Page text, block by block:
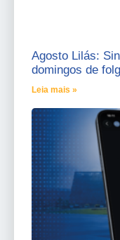
Agosto Lilás:
domingos de
Leia mais »